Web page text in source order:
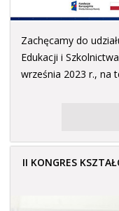
Zachęcamy do
Edukacji i
września 2023 r., na
II KONGRES